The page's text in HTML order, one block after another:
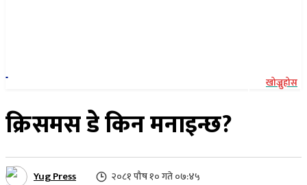
खोज्नुहोस
क्रिसमस डे किन मनाइन्छ?
Yug Press २०८१ पौष १० गते ०७:४५